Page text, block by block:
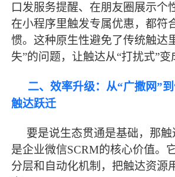
口发服务提醒、在朋友圈展示个
在小程序里触发专属优惠，都符
惯。这种原生性避免了传统触达
失”的问题，让触达从“打扰式”变
二、效率升级：从“广撒网”
触达跃迁
要是说生态贯通是基础，那
是企业微信SCRM的核心价值。
分层和自动化机制，把触达资源